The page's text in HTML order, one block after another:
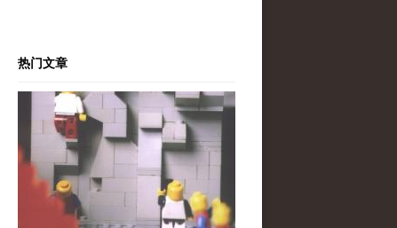
热门文章